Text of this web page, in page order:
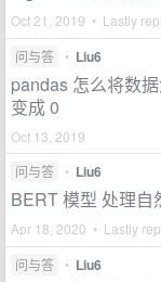
Oct 21, 2019 • Lastly
问与答 • Liu6
pandas 怎么将数
变成 0
Oct 13, 2019
问与答
• Liu6
BERT 模型 处理自
Apr 18, 2020 • Lastly
问与答 • Liu6